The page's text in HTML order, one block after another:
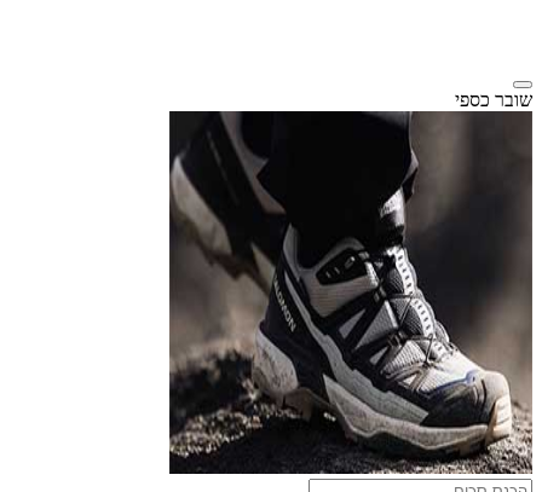
שובר כספי